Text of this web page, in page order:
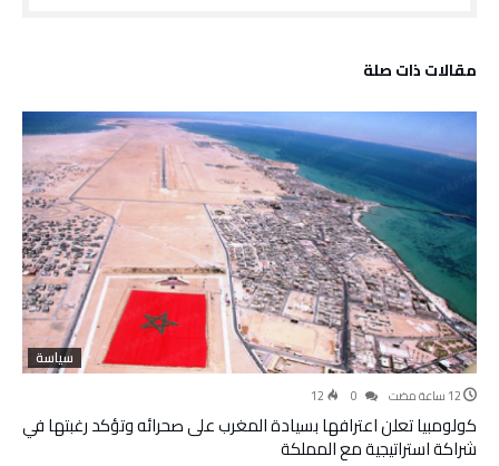
‫مقالات ذات صلة‬
سياسة
12
كولومبيا تعلن اعترافها بسيادة المغرب على صحرائه وتؤكد رغبتها في
شراكة استراتيجية مع المملكة